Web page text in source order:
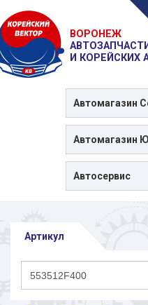
ВОРОНЕЖ
И КОРЕЙСКИХ
Автомагазин
Автомагазин
Автосервис
Артикул